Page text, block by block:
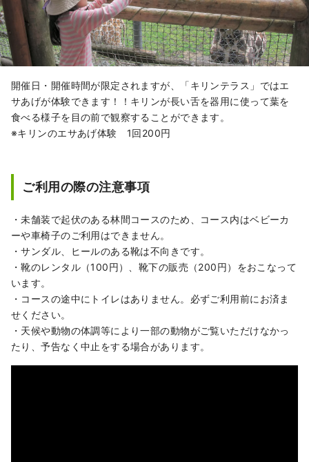
開催日・開催時間が限定されますが、「キリンテラス」ではエ
サあげが体験できます！！キリンが長い舌を器用に使って葉を
食べる様子を目の前で観察することができます。
※キリンのエサあげ体験 1回200円
ご利用の際の注意事項
・未舗装で起伏のある林間コースのため、コース内はベビーカ
ーや車椅子のご利用はできません。
・サンダル、ヒールのある靴は不向きです。
・靴のレンタル（100円）、靴下の販売（200円）をおこなって
います。
・コースの途中にトイレはありません。必ずご利用前にお済ま
せください。
・天候や動物の体調等により一部の動物がご覧いただけなかっ
たり、予告なく中止をする場合があります。